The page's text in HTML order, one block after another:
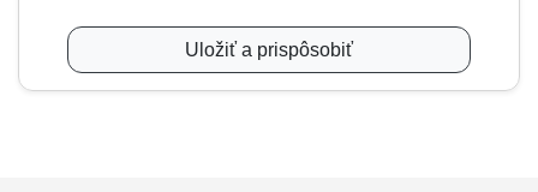
Uložiť a prispôsobiť